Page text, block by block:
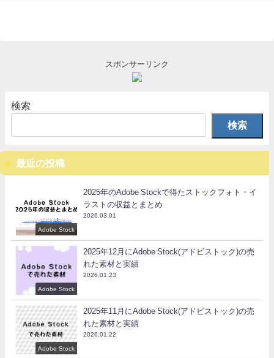
スポンサーリンク
検索
検索
最近の投稿
Adobe Stock
2025年のAdobe Stockで得たストックフォト・イ
ラストの収益とまとめ
2026.03.01
Adobe Stock
2025年12月にAdobe Stock(アドビストック)の売
れた素材と実績
2026.01.23
Adobe Stock
2025年11月にAdobe Stock(アドビストック)の売
れた素材と実績
2026.01.22